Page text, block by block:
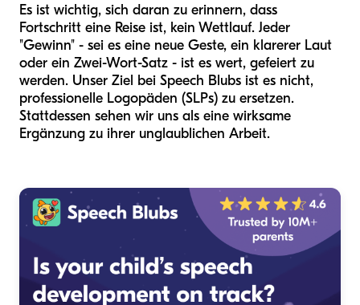
Es ist wichtig, sich daran zu erinnern, dass
Fortschritt eine Reise ist, kein Wettlauf. Jeder
"Gewinn" - sei es eine neue Geste, ein klarerer Laut
oder ein Zwei-Wort-Satz - ist es wert, gefeiert zu
werden. Unser Ziel bei Speech Blubs ist es nicht,
professionelle Logopäden (SLPs) zu ersetzen.
Stattdessen sehen wir uns als eine wirksame
Ergänzung zu ihrer unglaublichen Arbeit.